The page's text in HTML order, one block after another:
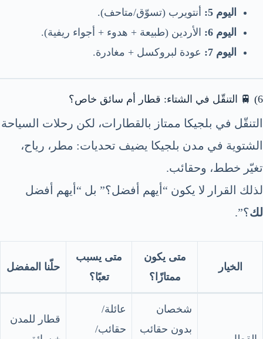
اليوم 5:
أنتويرب (تسوّق/متاحف).
اليوم 6:
الأردين (طبيعة + هدوء + أجواء ريفية).
اليوم 7:
عودة لبروكسل + مغادرة.
6) 🚆 التنقّل في الشتاء: قطار أم سائق خاص؟
التنقّل في بلجيكا ممتاز بالقطارات، لكن رحلات السياحة
الشتوية في مدن بلجيكا يضيف تحديات: مطر، رياح،
تغيّر خطط، وحقائب.
لذلك القرار لا يكون “أيهم أفضل؟” بل “أيهم أفضل
لك؟”.
الخيار
متى يكون
ممتازًا؟
متى يسبب
تعبًا؟
حلّنا المفضل
شخصان
بدون حقائب
عائلة/
حقائب/
قطار للمدن